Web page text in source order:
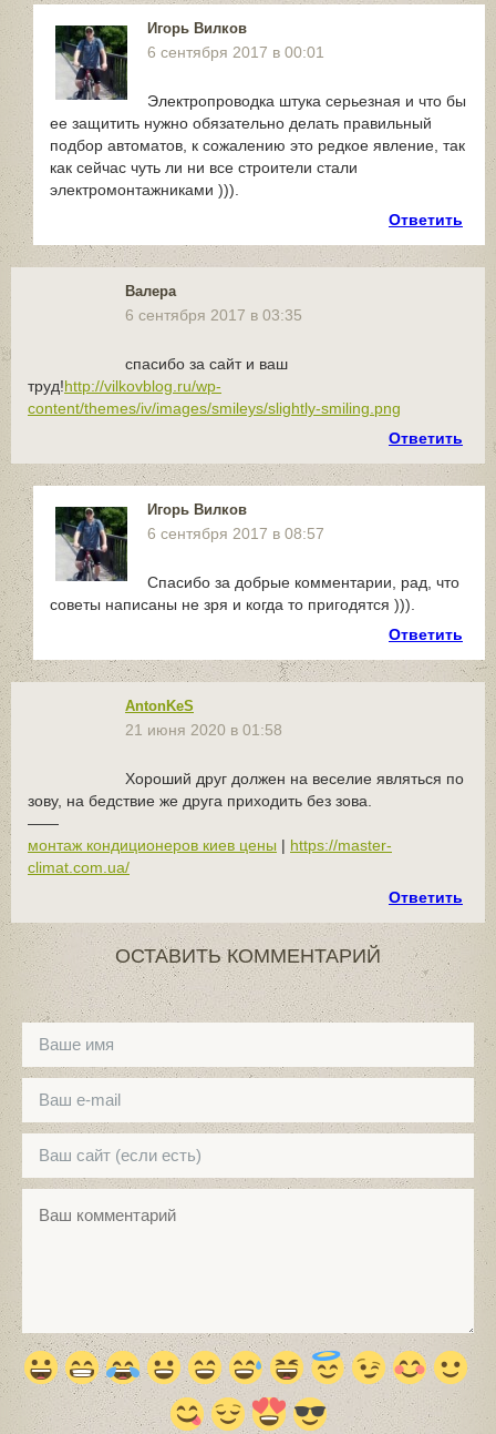
Игорь Вилков
6 сентября 2017 в 00:01
Электропроводка штука серьезная и что бы
ее защитить нужно обязательно делать правильный
подбор автоматов, к сожалению это редкое явление, так
как сейчас чуть ли ни все строители стали
электромонтажниками ))).
Ответить
Валера
6 сентября 2017 в 03:35
спасибо за сайт и ваш
труд!http://vilkovblog.ru/wp-
content/themes/iv/images/smileys/slightly-smiling.png
Ответить
Игорь Вилков
6 сентября 2017 в 08:57
Спасибо за добрые комментарии, рад, что
советы написаны не зря и когда то пригодятся ))).
Ответить
AntonKeS
21 июня 2020 в 01:58
Хороший друг должен на веселие являться по
зову, на бедствие же друга приходить без зова.
——
монтаж кондиционеров киев цены | https://master-
climat.com.ua/
Ответить
ОСТАВИТЬ КОММЕНТАРИЙ